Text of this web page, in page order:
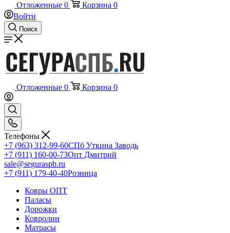
Отложенные 0 Корзина 0
Войти
Поиск
Отложенные 0 Корзина 0
Телефоны
+7 (963) 312-99-60СПб Уткина Заводь
+7 (911) 160-00-73Опт Дмитрий
sale@seguraspb.ru
+7 (911) 179-40-40Розница
Ковры ОПТ
Паласы
Дорожки
Ковролин
Матрасы